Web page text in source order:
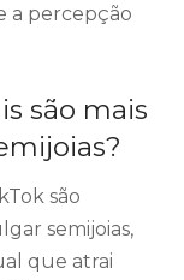
a percepção
são mais
são
semijoias,
que atrai